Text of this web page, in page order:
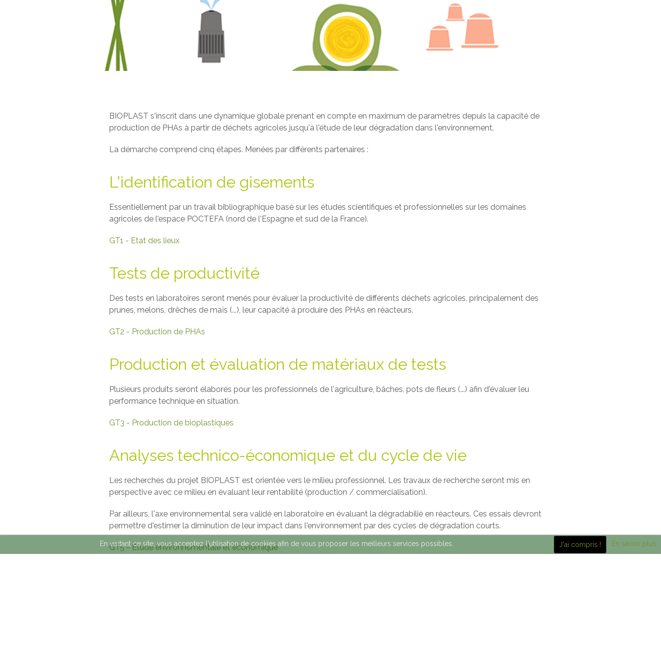
BIOPLAST s'inscrit dans une dynamique globale prenant en compte en maximum de paramètres depuis la capacité de
production de PHAs à partir de déchets agricoles jusqu'à l'étude de leur dégradation dans l'environnement.
La démarche comprend cinq étapes. Menées par différents partenaires :
L'identification de gisements
Essentiellement par un travail bibliographique basé sur les études scientifiques et professionnelles sur les domaines
agricoles de l'espace POCTEFA (nord de l'Espagne et sud de la France).
GT1 - Etat des lieux
Tests de productivité
Des tests en laboratoires seront menés pour évaluer la productivité de différents déchets agricoles, principalement des
prunes, melons, drêches de maïs (...), leur capacité à produire des PHAs en réacteurs.
GT2 - Production de PHAs
Production et évaluation de matériaux de tests
Plusieurs produits seront élaborés pour les professionnels de l'agriculture, bâches, pots de fleurs (...) afin d'évaluer leu
performance technique en situation.
GT3 - Production de bioplastiques
Analyses technico-économique et du cycle de vie
Les recherches du projet BIOPLAST est orientée vers le milieu professionnel. Les travaux de recherche seront mis en
perspective avec ce milieu en évaluant leur rentabilité (production / commercialisation).
Par ailleurs, l'axe environnemental sera validé en laboratoire en évaluant la dégradabilié en réacteurs. Ces essais devront
permettre d'estimer la diminution de leur impact dans l'environnement par des cycles de dégradation courts.
GT5 - Etude environnementale et économique
En visitant ce site, vous acceptez l'utilisation de cookies afin de vous proposer les meilleurs services possibles. J'ai compris ! En savoir plus